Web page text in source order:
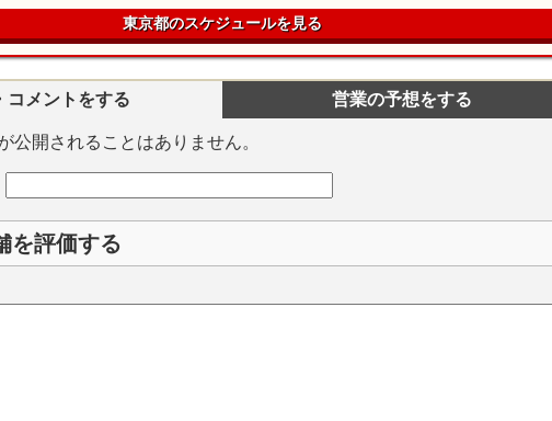
東京都のスケジュールを見る
コメントをする 営業の予想をする
公開されることはありません。
を評価する